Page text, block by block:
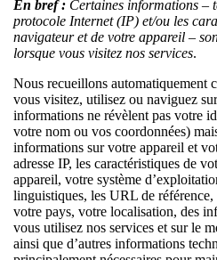
En bref : Certaines informations –
protocole Internet (IP) et/ou les
navigateur et de votre appareil –
lorsque vous visitez nos services.
Nous recueillons automatiquement
vous visitez, utilisez ou naviguez
informations ne révèlent pas votre
votre nom ou vos coordonnées)
informations sur votre appareil et
adresse IP, les caractéristiques de
appareil, votre système
linguistiques, les URL de
votre pays, votre localisation, des
vous utilisez nos services et sur le
ainsi que d’autres informations